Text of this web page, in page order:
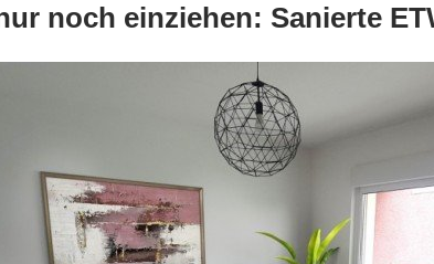
noch einziehen: Sanierte